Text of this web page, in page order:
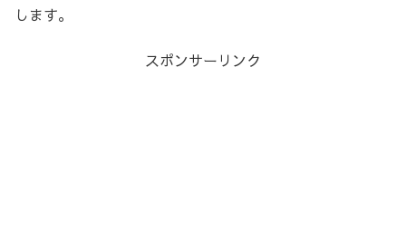
します。
スポンサーリンク